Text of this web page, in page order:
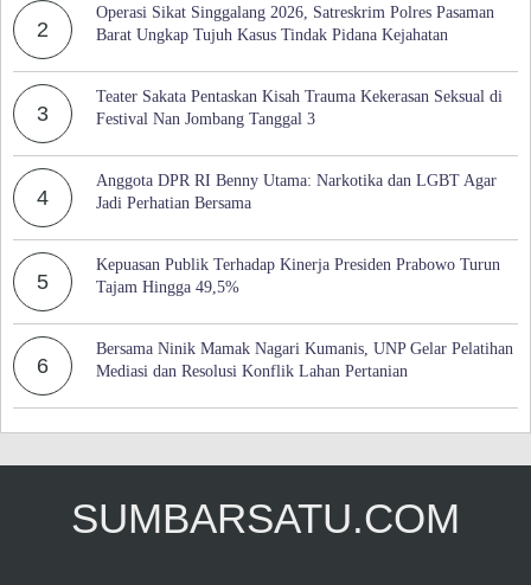
2
Operasi Sikat Singgalang 2026, Satreskrim Polres Pasaman
Barat Ungkap Tujuh Kasus Tindak Pidana Kejahatan
3
Teater Sakata Pentaskan Kisah Trauma Kekerasan Seksual di
Festival Nan Jombang Tanggal 3
4
Anggota DPR RI Benny Utama: Narkotika dan LGBT Agar
Jadi Perhatian Bersama
5
Kepuasan Publik Terhadap Kinerja Presiden Prabowo Turun
Tajam Hingga 49,5%
6
Bersama Ninik Mamak Nagari Kumanis, UNP Gelar Pelatihan
Mediasi dan Resolusi Konflik Lahan Pertanian
SUMBARSATU.COM